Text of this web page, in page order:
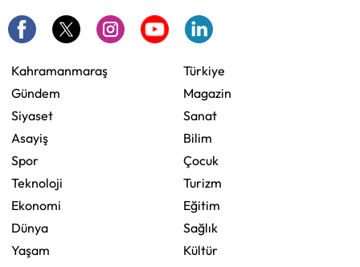
Kahramanmaraş
Gündem
Siyaset
Asayiş
Spor
Teknoloji
Ekonomi
Dünya
Yaşam
Türkiye
Magazin
Sanat
Bilim
Çocuk
Turizm
Eğitim
Sağlık
Kültür